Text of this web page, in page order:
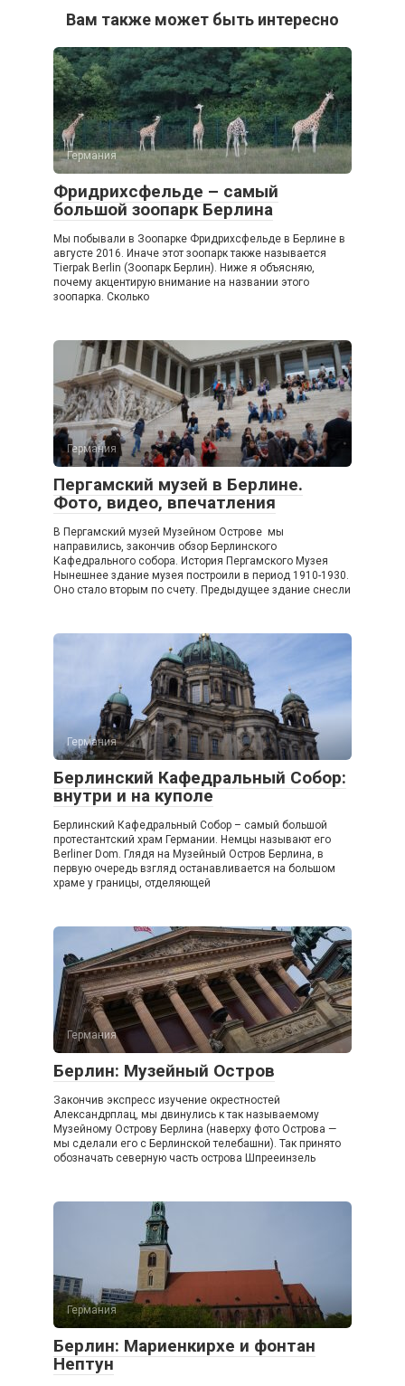
Вам также может быть интересно
Германия
Фридрихсфельде – самый
большой зоопарк Берлина
Мы побывали в Зоопарке Фридрихсфельде в Берлине в
августе 2016. Иначе этот зоопарк также называется
Tierpak Berlin (Зоопарк Берлин). Ниже я объясняю,
почему акцентирую внимание на названии этого
зоопарка. Сколько
Германия
Пергамский музей в Берлине.
Фото, видео, впечатления
В Пергамский музей Музейном Острове мы
направились, закончив обзор Берлинского
Кафедрального собора. История Пергамского Музея
Нынешнее здание музея построили в период 1910-1930.
Оно стало вторым по счету. Предыдущее здание снесли
Германия
Берлинский Кафедральный Собор:
внутри и на куполе
Берлинский Кафедральный Собор – самый большой
протестантский храм Германии. Немцы называют его
Berliner Dom. Глядя на Музейный Остров Берлина, в
первую очередь взгляд останавливается на большом
храме у границы, отделяющей
Германия
Берлин: Музейный Остров
Закончив экспресс изучение окрестностей
Александрплац, мы двинулись к так называемому
Музейному Острову Берлина (наверху фото Острова —
мы сделали его с Берлинской телебашни). Так принято
обозначать северную часть острова Шпрееинзель
Германия
Берлин: Мариенкирхе и фонтан
Нептун